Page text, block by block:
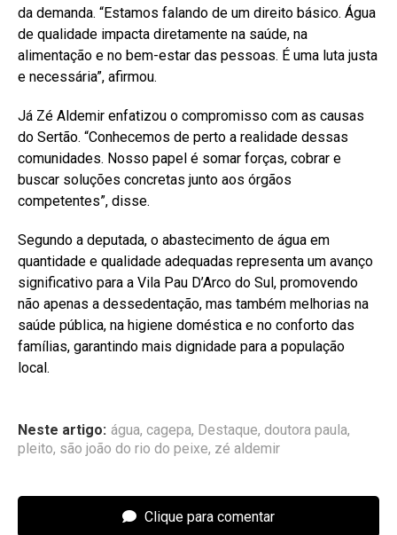
da demanda. “Estamos falando de um direito básico. Água
de qualidade impacta diretamente na saúde, na
alimentação e no bem-estar das pessoas. É uma luta justa
e necessária”, afirmou.
Já Zé Aldemir enfatizou o compromisso com as causas
do Sertão. “Conhecemos de perto a realidade dessas
comunidades. Nosso papel é somar forças, cobrar e
buscar soluções concretas junto aos órgãos
competentes”, disse.
Segundo a deputada, o abastecimento de água em
quantidade e qualidade adequadas representa um avanço
significativo para a Vila Pau D’Arco do Sul, promovendo
não apenas a dessedentação, mas também melhorias na
saúde pública, na higiene doméstica e no conforto das
famílias, garantindo mais dignidade para a população
local.
Neste artigo: água, cagepa, Destaque, doutora paula,
pleito, são joão do rio do peixe, zé aldemir
Clique para comentar